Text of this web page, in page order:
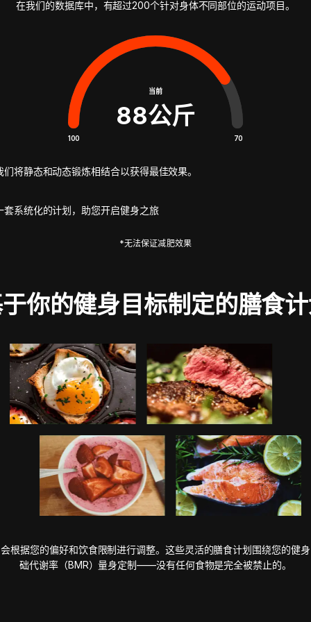
在我们的数据库中，有超过200个针对身体不同部位的运动项目。
当前
88公斤
100 70
们将静态和动态锻炼相结合以获得最佳效果。
套系统化的计划，助您开启健身之旅
*无法保证减肥效果
你的健身目标制定的膳食
根据您的偏好和饮食限制进行调整。这些灵活的膳食计划围绕您的健
础代谢率（BMR）量身定制——没有任何食物是完全被禁止的。